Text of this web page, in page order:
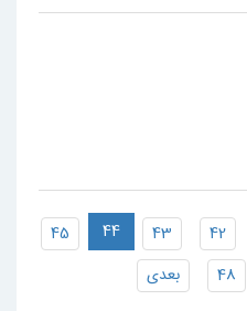
42
43
44
45
48 بعدی